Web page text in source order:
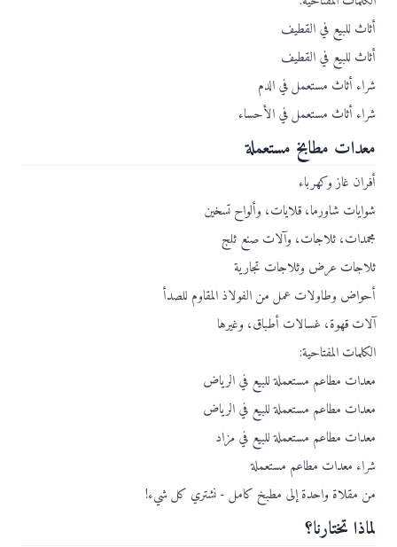
أثاث للبيع في القطيف
أثاث للبيع في القطيف
شراء أثاث مستعمل في الدم
شراء أثاث مستعمل في الأحساء
معدات مطابخ مستعملة
أفران غاز وكهرباء
شوايات شاورما، قلايات، وألواح تسخين
مجمدات، ثلاجات، وآلات صنع ثلج
ثلاجات عرض وثلاجات تجارية
أحواض وطاولات عمل من الفولاذ المقاوم للصدأ
آلات قهوة، غسالات أطباق، وغيرها
الكلمات المفتاحية:
معدات مطاعم مستعملة للبيع في الرياض
معدات مطاعم مستعملة للبيع في الرياض
معدات مطاعم مستعملة للبيع في مزاد
شراء معدات مطاعم مستعملة
من مقلاة واحدة إلى مطبخ كامل - نشتري كل شيء!
لماذا تختارنا؟